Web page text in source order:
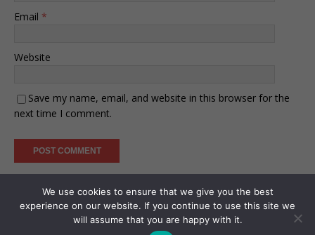
Email *
Website
Save my name, email, and website in this browser for the
next time I comment.
We use cookies to ensure that we give you the best
experience on our website. If you continue to use this site we
will assume that you are happy with it.